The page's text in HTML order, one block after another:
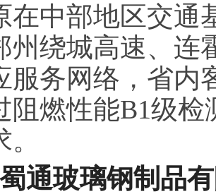
在中部地区交通
州绕城高速、连
服务网络，省内
阻燃性能B1级
通玻璃钢制品